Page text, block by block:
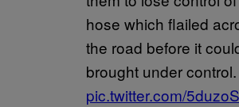
hose which flailed
the road before it
brought under control.
pic.twitter.com/